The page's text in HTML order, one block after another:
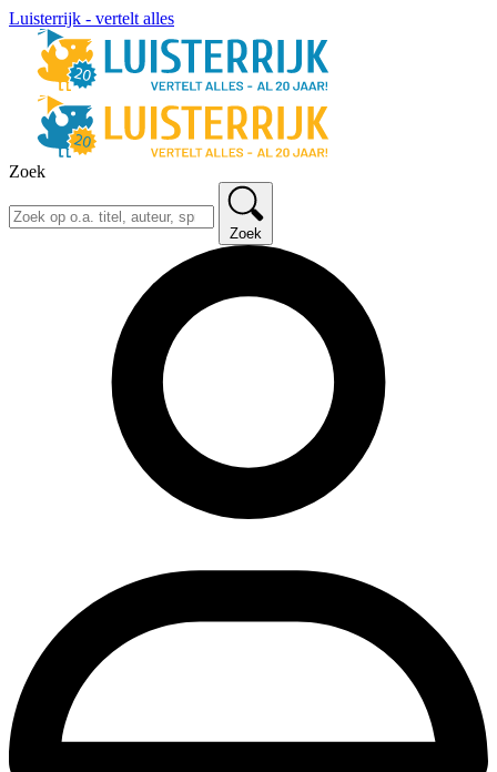
Luisterrijk - vertelt alles
Zoek
Zoek